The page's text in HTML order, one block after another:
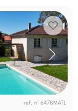
ref. n° 6478MATL